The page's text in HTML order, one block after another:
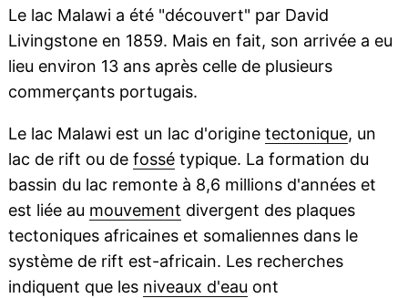
Le lac Malawi a été "découvert" par David
Livingstone en 1859. Mais en fait, son arrivée a eu
lieu environ 13 ans après celle de plusieurs
commerçants portugais.
Le lac Malawi est un lac d'origine tectonique, un
lac de rift ou de fossétypique. La formation du
bassin du lac remonte à 8,6 millions d'années et
est liée au mouvement divergent des plaques
tectoniques africaines et somaliennes dans le
système de rift est-africain. Les recherches
indiquent que les niveaux d'eau ont